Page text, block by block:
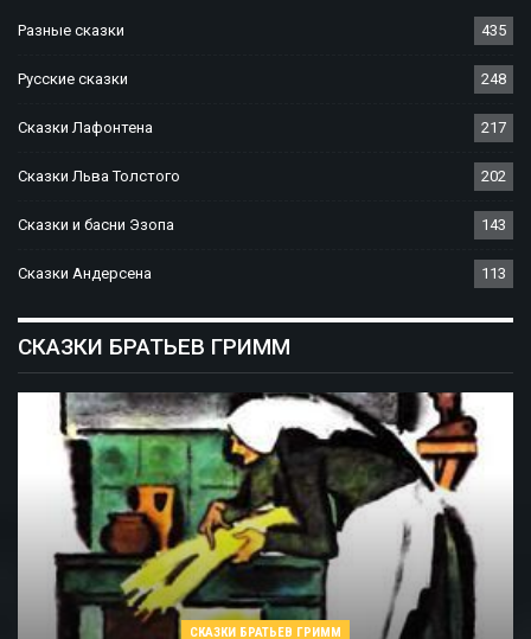
Разные сказки 435
Русские сказки 248
Сказки Лафонтена 217
Сказки Льва Толстого 202
Сказки и басни Эзопа 143
Сказки Андерсена 113
СКАЗКИ БРАТЬЕВ ГРИММ
СКАЗКИ БРАТЬЕВ ГРИММ